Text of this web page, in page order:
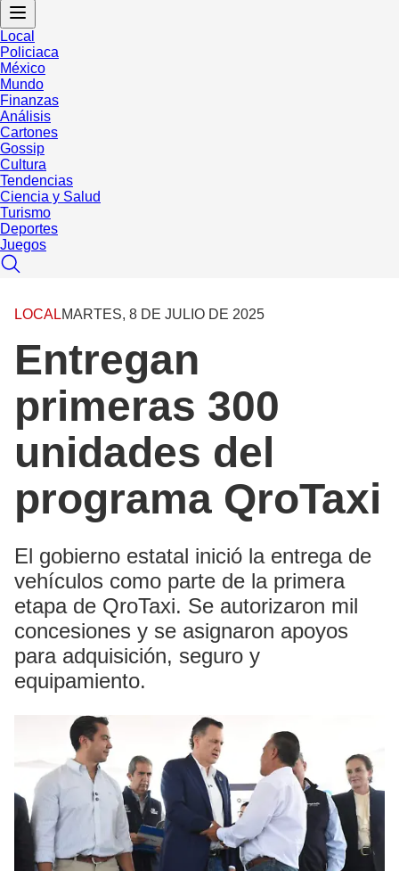
Local
Policiaca
México
Mundo
Finanzas
Análisis
Cartones
Gossip
Cultura
Tendencias
Ciencia y Salud
Turismo
Deportes
Juegos
LOCALMARTES, 8 DE JULIO DE 2025
Entregan
primeras 300
unidades del
programa QroTaxi
El gobierno estatal inició la entrega de
vehículos como parte de la primera
etapa de QroTaxi. Se autorizaron mil
concesiones y se asignaron apoyos
para adquisición, seguro y
equipamiento.